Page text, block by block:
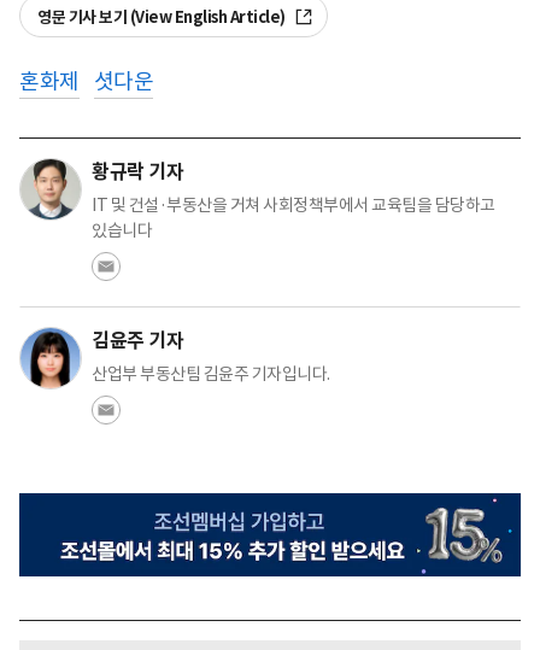
영문 기사 보기 (View English Article)
혼화제 셧다운
황규락 기자
IT 및 건설·부동산을 거쳐 사회정책부에서 교육팀을 담당하고
있습니다
김윤주 기자
산업부 부동산팀 김윤주 기자입니다.